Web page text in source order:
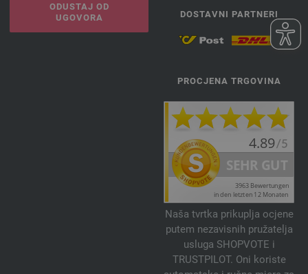
ODUSTAJ OD
UGOVORA
DOSTAVNI PARTNERI
PROCJENA TRGOVINA
Naša tvrtka prikuplja ocjene
putem nezavisnih pružatelja
usluga SHOPVOTE i
TRUSTPILOT. Oni koriste